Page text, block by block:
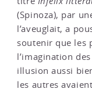
(Spinoza), par
l’aveuglait, a
soutenir que les
l’imagination
illusion aussi
les autres